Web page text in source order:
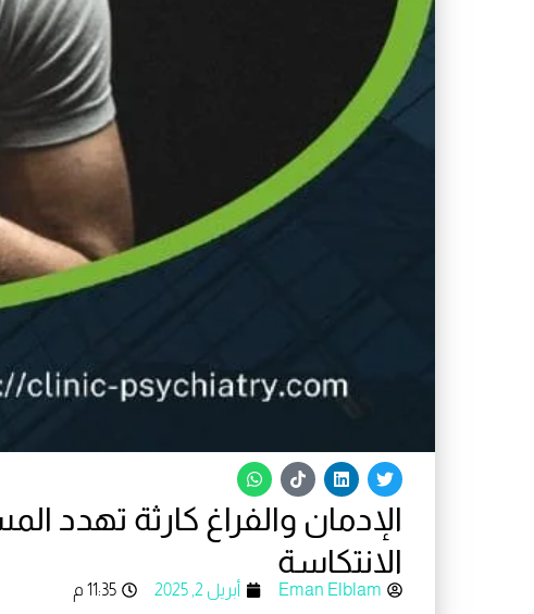
T
w
i
t
t
e
r
L
i
n
k
e
i
n
T
i
k
o
k
W
h
a
t
s
p
الإدمان والفراغ كارثة تهدد
الانتكاسة
Eman Elblam أبريل 2, 2025
11:35 م